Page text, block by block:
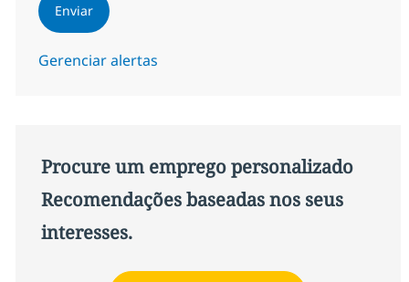
Enviar
Gerenciar alertas
Procure um emprego personalizado
Recomendações baseadas nos seus
interesses.